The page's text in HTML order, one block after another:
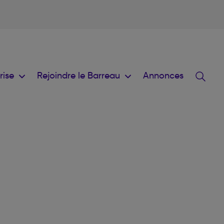
Rejoindre le Barreau Annonces